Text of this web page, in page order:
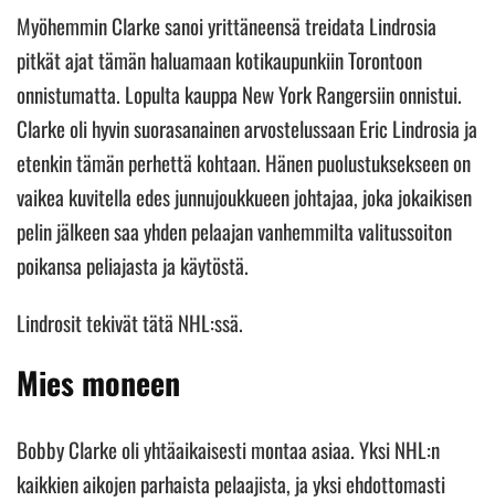
Myöhemmin Clarke sanoi yrittäneensä treidata Lindrosia
pitkät ajat tämän haluamaan kotikaupunkiin Torontoon
onnistumatta. Lopulta kauppa New York Rangersiin onnistui.
Clarke oli hyvin suorasanainen arvostelussaan Eric Lindrosia ja
etenkin tämän perhettä kohtaan. Hänen puolustuksekseen on
vaikea kuvitella edes junnujoukkueen johtajaa, joka jokaikisen
pelin jälkeen saa yhden pelaajan vanhemmilta valitussoiton
poikansa peliajasta ja käytöstä.
Lindrosit tekivät tätä NHL:ssä.
Mies moneen
Bobby Clarke oli yhtäaikaisesti montaa asiaa. Yksi NHL:n
kaikkien aikojen parhaista pelaajista, ja yksi ehdottomasti